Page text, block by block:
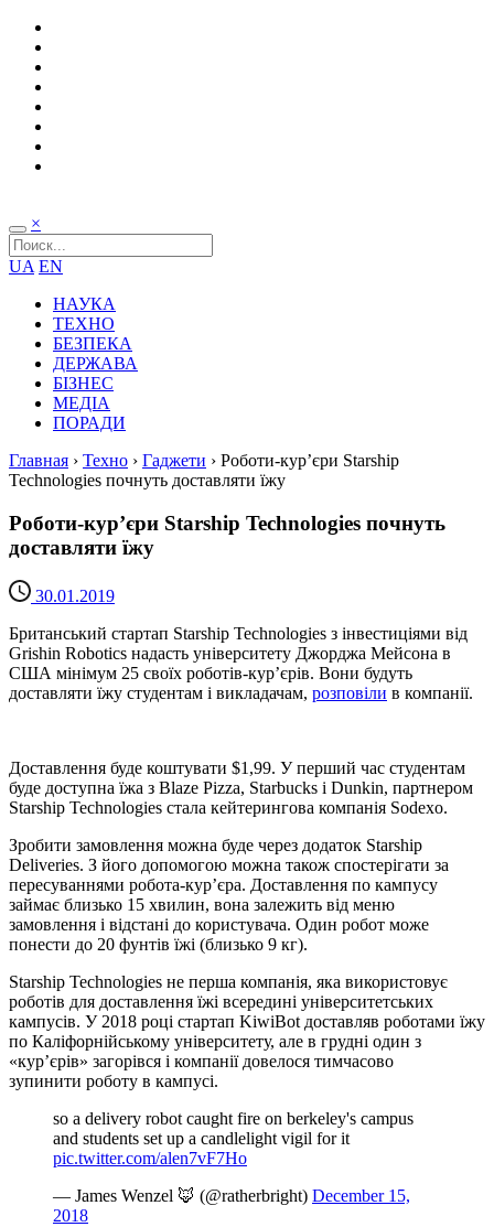
×
UA EN
НАУКА
ТЕХНО
БЕЗПЕКА
ДЕРЖАВА
БІЗНЕС
МЕДІА
ПОРАДИ
Главная › Техно › Гаджети › Роботи-кур’єри Starship
Technologies почнуть доставляти їжу
Роботи-кур’єри Starship Technologies почнуть
доставляти їжу
30.01.2019
Британський стартап Starship Technologies з інвестиціями від
Grishin Robotics надасть університету Джорджа Мейсона в
США мінімум 25 своїх роботів-кур’єрів. Вони будуть
доставляти їжу студентам і викладачам, розповіли в компанії.
Доставлення буде коштувати $1,99. У перший час студентам
буде доступна їжа з Blaze Pizza, Starbucks і Dunkin, партнером
Starship Technologies стала кейтерингова компанія Sodexo.
Зробити замовлення можна буде через додаток Starship
Deliveries. З його допомогою можна також спостерігати за
пересуваннями робота-кур’єра. Доставлення по кампусу
займає близько 15 хвилин, вона залежить від меню
замовлення і відстані до користувача. Один робот може
понести до 20 фунтів їжі (близько 9 кг).
Starship Technologies не перша компанія, яка використовує
роботів для доставлення їжі всередині університетських
кампусів. У 2018 році стартап KiwiBot доставляв роботами їжу
по Каліфорнійському університету, але в грудні один з
«кур’єрів» загорівся і компанії довелося тимчасово
зупинити роботу в кампусі.
so a delivery robot caught fire on berkeley's campus
and students set up a candlelight vigil for it
pic.twitter.com/alen7vF7Ho
— James Wenzel 🦊 (@ratherbright) December 15,
2018